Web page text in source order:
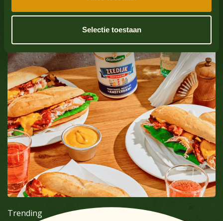
Selectie toestaan
Trending
Nee
Bekijk alle producten
Bekijk alle producten